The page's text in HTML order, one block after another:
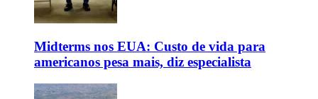
Midterms nos EUA: Custo de vida para
americanos pesa mais, diz especialista